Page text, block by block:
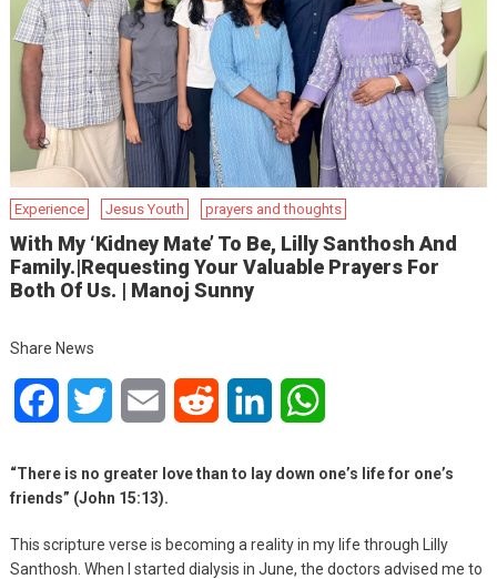
Experience Jesus Youth prayers and thoughts
With My ‘kidney Mate’ To Be, Lilly Santhosh And
Family.|Requesting Your Valuable Prayers For
Both Of Us. | Manoj Sunny
Share News
FacebookTwitter Email Reddit LinkedIn
“There is no greater love than to lay down one’s life for one’s
friends” (John 15:13).
This scripture verse is becoming a reality in my life through Lilly
Santhosh. When I started dialysis in June, the doctors advised me to